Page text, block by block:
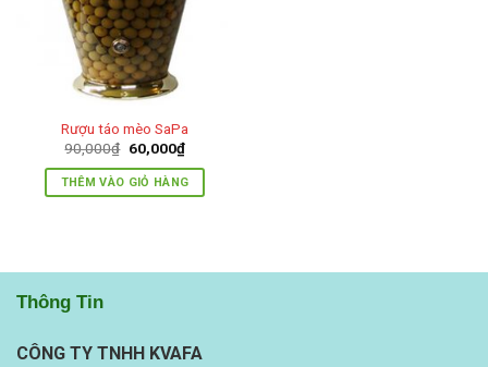
Rượu táo mèo SaPa
90,000₫ Giá
gốc
là:
90,000₫.
60,000₫Giá
hiện
tại
là:
THÊM VÀO GIỎ HÀNG
Thông Tin
CÔNG TY TNHH KVAFA